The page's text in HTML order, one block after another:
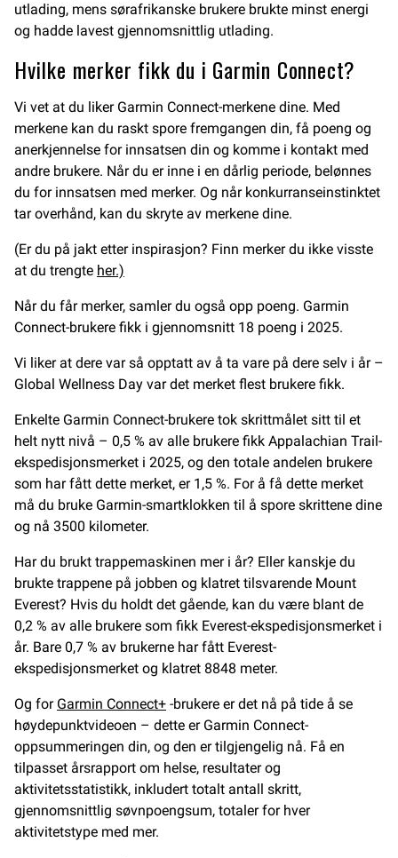
utlading, mens sørafrikanske brukere brukte minst energi
og hadde lavest gjennomsnittlig utlading.
Hvilke merker fikk du i Garmin Connect?
Vi vet at du liker Garmin Connect-merkene dine. Med
merkene kan du raskt spore fremgangen din, få poeng og
anerkjennelse for innsatsen din og komme i kontakt med
andre brukere. Når du er inne i en dårlig periode, belønnes
du for innsatsen med merker. Og når konkurranseinstinktet
tar overhånd, kan du skryte av merkene dine.
(Er du på jakt etter inspirasjon? Finn merker du ikke visste
at du trengte her.)
Når du får merker, samler du også opp poeng. Garmin
Connect-brukere fikk i gjennomsnitt 18 poeng i 2025.
Vi liker at dere var så opptatt av å ta vare på dere selv i år –
Global Wellness Day var det merket flest brukere fikk.
Enkelte Garmin Connect-brukere tok skrittmålet sitt til et
helt nytt nivå – 0,5 % av alle brukere fikk Appalachian Trail-
ekspedisjonsmerket i 2025, og den totale andelen brukere
som har fått dette merket, er 1,5 %. For å få dette merket
må du bruke Garmin-smartklokken til å spore skrittene dine
og nå 3500 kilometer.
Har du brukt trappemaskinen mer i år? Eller kanskje du
brukte trappene på jobben og klatret tilsvarende Mount
Everest? Hvis du holdt det gående, kan du være blant de
0,2 % av alle brukere som fikk Everest-ekspedisjonsmerket i
år. Bare 0,7 % av brukerne har fått Everest-
ekspedisjonsmerket og klatret 8848 meter.
Og for Garmin Connect+ -brukere er det nå på tide å se
høydepunktvideoen – dette er Garmin Connect-
oppsummeringen din, og den er tilgjengelig nå. Få en
tilpasset årsrapport om helse, resultater og
aktivitetsstatistikk, inkludert totalt antall skritt,
gjennomsnittlig søvnpoengsum, totaler for hver
aktivitetstype med mer.